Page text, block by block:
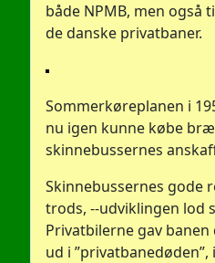
både NPMB, men også
de danske privatbaner.
Sommerkøreplanen i
nu igen kunne købe
skinnebussernes
Skinnebussernes gode
trods, --udviklingen lod
Privatbilerne gav
ud i